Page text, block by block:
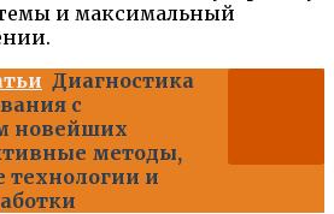
и максимальный
Диагностика
с
новейших
методы,
и